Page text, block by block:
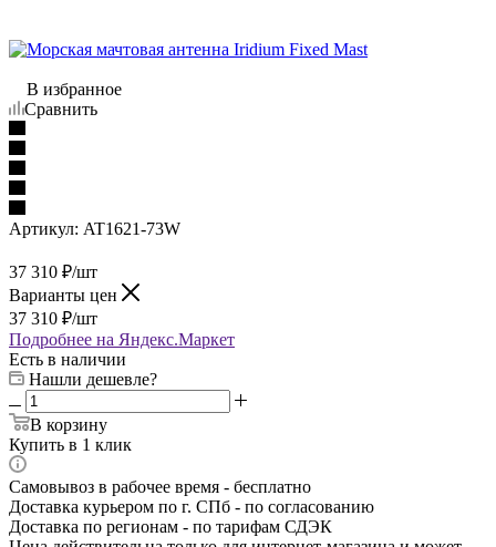
В избранное
Сравнить
Артикул: AT1621-73W
37 310 ₽/шт
Варианты цен
37 310 ₽/шт
Подробнее на Яндекс.Маркет
Есть в наличии
Нашли дешевле?
В корзину
Купить в 1 клик
Самовывоз в рабочее время - бесплатно
Доставка курьером по г. СПб - по согласованию
Доставка по регионам - по тарифам СДЭК